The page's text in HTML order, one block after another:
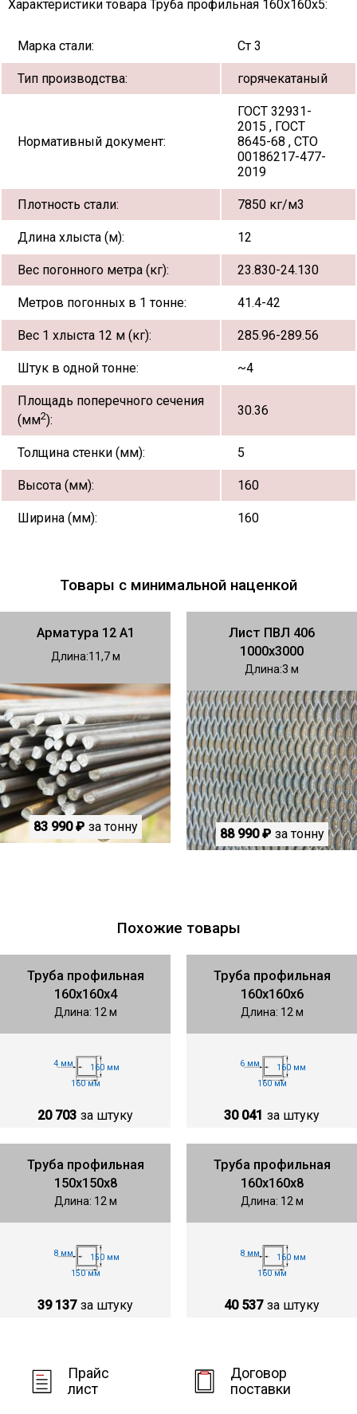
Характеристики товара Труба профильная 160х160х5:
Марка стали: Ст 3
Тип производства: горячекатаный
Нормативный документ:
ГОСТ 32931-
2015 , ГОСТ
8645-68 , СТО
00186217-477-
2019
Плотность стали: 7850 кг/м3
Длина хлыста (м): 12
Вес погонного метра (кг): 23.830-24.130
Метров погонных в 1 тонне: 41.4-42
Вес 1 хлыста 12 м (кг): 285.96-289.56
Штук в одной тонне: ~4
Площадь поперечного сечения
(мм2):
30.36
Толщина стенки (мм): 5
Высота (мм): 160
Ширина (мм): 160
Товары с минимальной наценкой
Арматура 12 А1
Длина 11,7
83 990 ₽ за тонну
Лист ПВЛ 406
1000х3000
Длина 3
88 990 ₽ за тонну
Похожие товары
Труба профильная
160х160х4
Длина: 12 м
4 мм
160 мм
160 мм
20 703 за штуку
Труба профильная
160х160х6
Длина: 12 м
6 мм
160 мм
160 мм
30 041 за штуку
Труба профильная
150х150х8
Длина: 12 м
8 мм
150 мм
150 мм
39 137 за штуку
Труба профильная
160х160х8
Длина: 12 м
8 мм
160 мм
160 мм
40 537 за штуку
Прайс
лист
Договор
поставки